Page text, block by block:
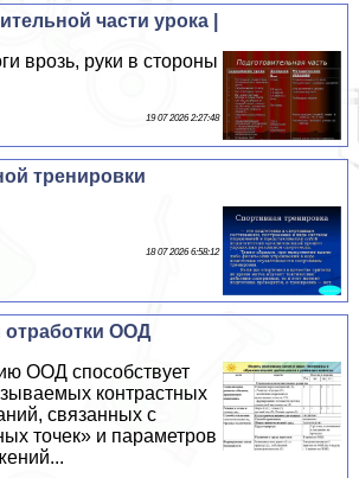
части урока |
врозь, руки в стороны
19 07 2026 2:27:48
тренировки
18 07 2026 6:58:12
отработки ООД
ООД способствует
контрастных
связанных с
точек» и параметров